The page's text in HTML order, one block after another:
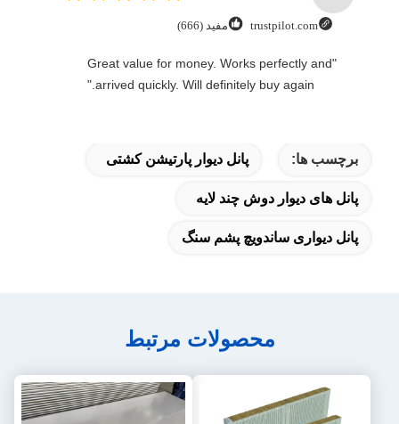
trustpilot.com مفید (666)
"Great value for money. Works perfectly and
arrived quickly. Will definitely buy again."
برچسب ها: پانل دیوار پارتیشن کشتی
پانل های دیوار دوش چند لایه
پانل دیواری ساندویچ پشم سنگ
محصولات مرتبط